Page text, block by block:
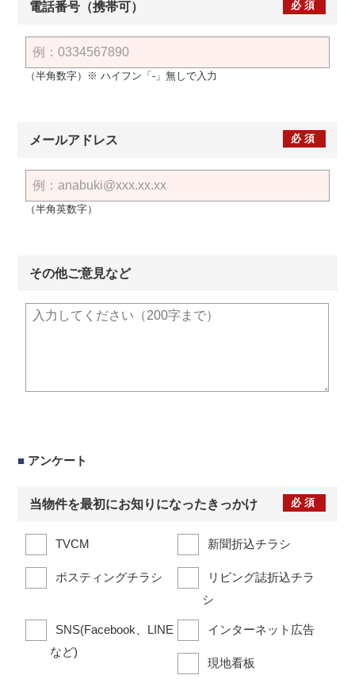
必須
電話番号（携帯可）
（半角数字）※ ハイフン「-」無しで入力
必須
メールアドレス
（半角英数字）
その他ご意見など
■ アンケート
当物件を最初にお知りになったきっかけ 必須
TVCM 新聞折込チラシ
ポスティングチラシ
リビング誌折込チラ
シ
SNS(Facebook、LINE
など)
インターネット広告
現地看板